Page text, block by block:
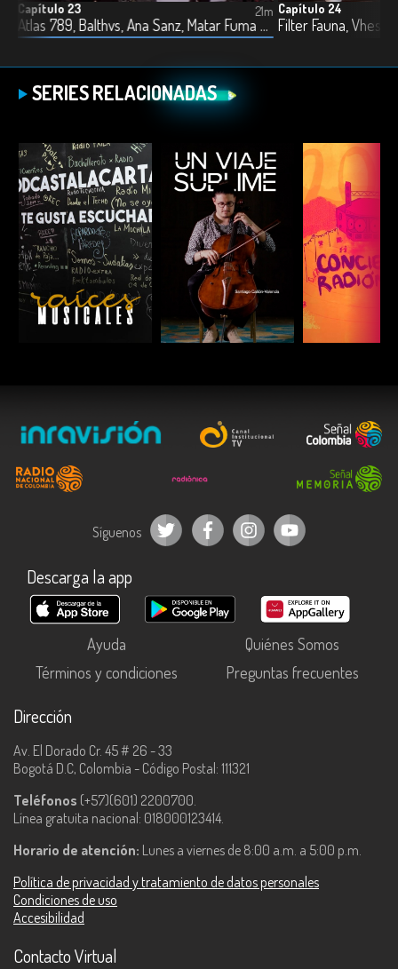
Capítulo 23
Atlas 789, Balthvs, Ana Sanz, Matar Fuma y Mala Bengala
21m Capítulo 24
SERIES RELACIONADAS
ESCUCHAR ESCUCHAR
Síguenos
Descarga la app
Ayuda
Quiénes Somos
Términos y condiciones
Preguntas frecuentes
Dirección
Av. El Dorado Cr. 45 # 26 - 33
Bogotá D.C, Colombia - Código Postal: 111321
Teléfonos (+57)(601) 2200700.
Línea gratuita nacional: 018000123414.
Horario de atención: Lunes a viernes de 8:00 a.m. a 5:00 p.m.
Política de privacidad y tratamiento de datos personales
Condiciones de uso
Accesibilidad
Contacto Virtual